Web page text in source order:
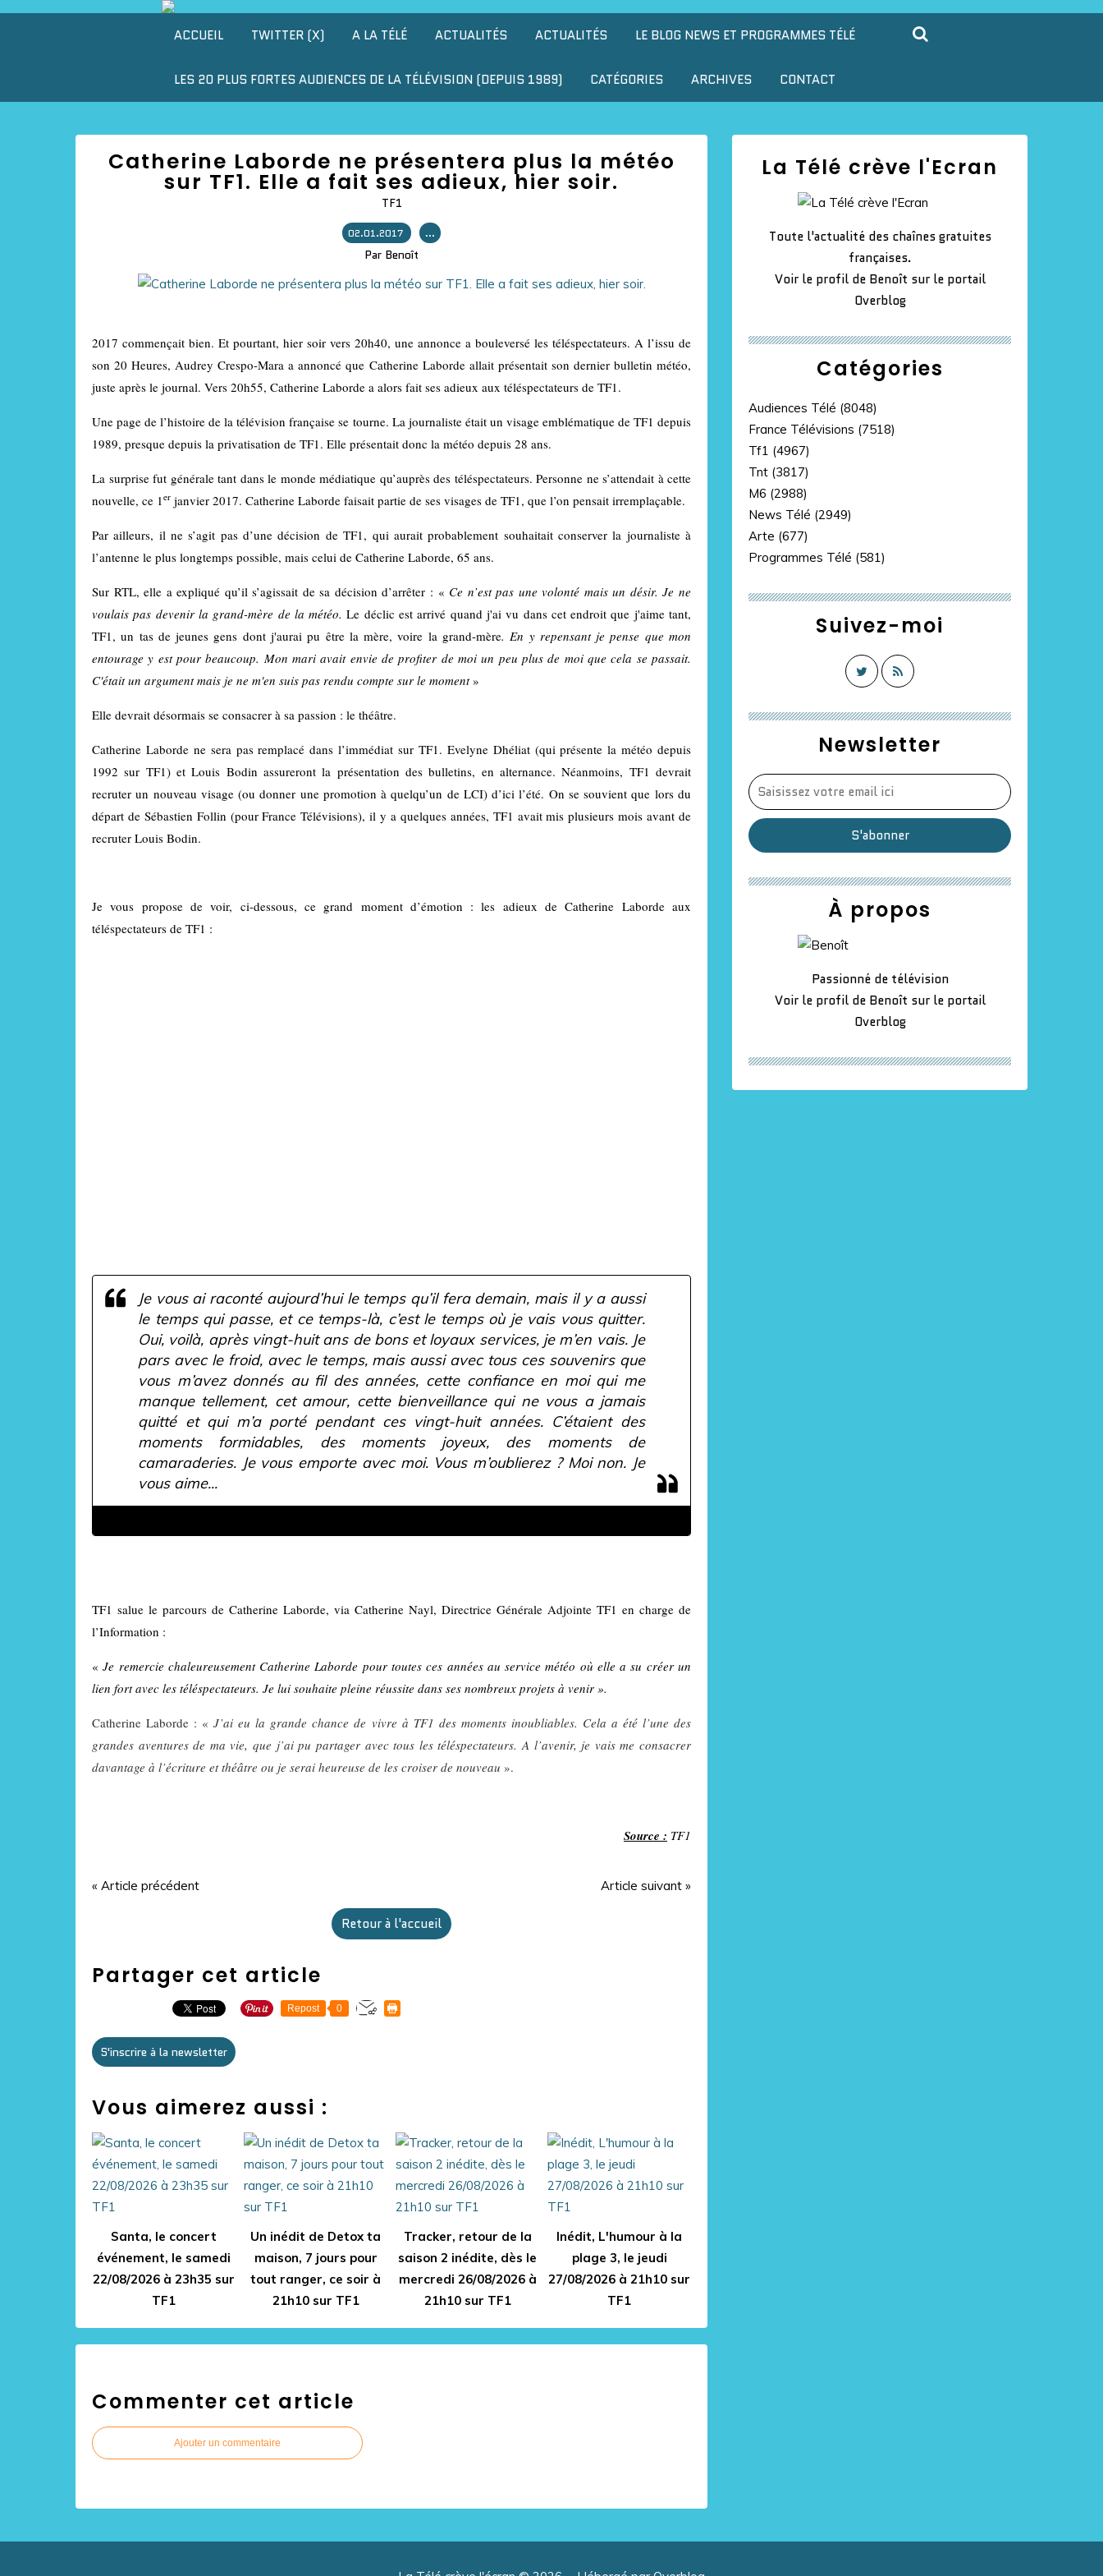
ACCUEIL TWITTER (X) A LA TÉLÉ ACTUALITÉS ACTUALITÉS LE BLOG NEWS ET PROGRAMMES TÉLÉ
LES 20 PLUS FORTES AUDIENCES DE LA TÉLÉVISION (DEPUIS 1989) CATÉGORIES ARCHIVES CONTACT
Catherine Laborde ne présentera plus la météo
sur TF1. Elle a fait ses adieux, hier soir.
TF1
02.01.2017 …
Par Benoît
2017 commençait bien. Et pourtant, hier soir vers 20h40, une annonce a bouleversé les téléspectateurs. A l’issu de
son 20 Heures, Audrey Crespo-Mara a annoncé que Catherine Laborde allait présentait son dernier bulletin météo,
juste après le journal. Vers 20h55, Catherine Laborde a alors fait ses adieux aux téléspectateurs de TF1.
Une page de l’histoire de la télévision française se tourne. La journaliste était un visage emblématique de TF1 depuis
1989, presque depuis la privatisation de TF1. Elle présentait donc la météo depuis 28 ans.
La surprise fut générale tant dans le monde médiatique qu’auprès des téléspectateurs. Personne ne s’attendait à cette
nouvelle, ce 1er janvier 2017. Catherine Laborde faisait partie de ses visages de TF1, que l’on pensait irremplaçable.
Par ailleurs, il ne s’agit pas d’une décision de TF1, qui aurait probablement souhaitait conserver la journaliste à
l’antenne le plus longtemps possible, mais celui de Catherine Laborde, 65 ans.
Sur RTL, elle a expliqué qu’il s’agissait de sa décision d’arrêter : « Ce n’est pas une volonté mais un désir. Je ne
voulais pas devenir la grand-mère de la météo.Le déclic est arrivé quand j'ai vu dans cet endroit que j'aime tant,
TF1, un tas de jeunes gens dont j'aurai pu être la mère, voire la grand-mère. En y repensant je pense que mon
entourage y est pour beaucoup. Mon mari avait envie de profiter de moi un peu plus de moi que cela se passait.
C'était un argument mais je ne m'en suis pas rendu compte sur le moment»
Elle devrait désormais se consacrer à sa passion : le théâtre.
Catherine Laborde ne sera pas remplacé dans l’immédiat sur TF1. Evelyne Dhéliat (qui présente la météo depuis
1992 sur TF1) et Louis Bodin assureront la présentation des bulletins, en alternance. Néanmoins, TF1 devrait
recruter un nouveau visage (ou donner une promotion à quelqu’un de LCI) d’ici l’été. On se souvient que lors du
départ de Sébastien Follin (pour France Télévisions), il y a quelques années, TF1 avait mis plusieurs mois avant de
recruter Louis Bodin.
Je vous propose de voir, ci-dessous, ce grand moment d’émotion : les adieux de Catherine Laborde aux
téléspectateurs de TF1 :
Je vous ai raconté aujourd’hui le temps qu’il fera demain, mais il y a aussi
le temps qui passe, et ce temps-là, c’est le temps où je vais vous quitter.
Oui, voilà, après vingt-huit ans de bons et loyaux services, je m’en vais. Je
pars avec le froid, avec le temps, mais aussi avec tous ces souvenirs que
vous m’avez donnés au fil des années, cette confiance en moi qui me
manque tellement, cet amour, cette bienveillance qui ne vous a jamais
quitté et qui m’a porté pendant ces vingt-huit années. C’étaient des
moments formidables, des moments joyeux, des moments de
camaraderies. Je vous emporte avec moi. Vous m’oublierez ? Moi non. Je
vous aime...
TF1 salue le parcours de Catherine Laborde, via Catherine Nayl, Directrice Générale Adjointe TF1 en charge de
l’Information :
«Je remercie chaleureusement Catherine Laborde pour toutes ces années au service météo où elle a su créer un
lien fort avec les téléspectateurs. Je lui souhaite pleine réussite dans ses nombreux projets à venir ».
Catherine Laborde : « J’ai eu la grande chance de vivre à TF1 des moments inoubliables. Cela a été l’une des
grandes aventures de ma vie, que j’ai pu partager avec tous les téléspectateurs. A l’avenir, je vais me consacrer
davantage à l’écriture et théâtre ou je serai heureuse de les croiser de nouveau ».
Source : TF1
« Article précédent Article suivant »
Retour à l'accueil
Partager cet article
Repost 0
S'inscrire à la newsletter
Vous aimerez aussi :
Santa, le concert
événement, le samedi
22/08/2026 à 23h35 sur
TF1
Un inédit de Detox ta
maison, 7 jours pour
tout ranger, ce soir à
21h10 sur TF1
Tracker, retour de la
saison 2 inédite, dès le
mercredi 26/08/2026 à
21h10 sur TF1
Inédit, L'humour à la
plage 3, le jeudi
27/08/2026 à 21h10 sur
TF1
Commenter cet article
Ajouter un commentaire
Newsletter
Catégories
Audiences Télé (8048)
France Télévisions (7518)
Tf1 (4967)
Tnt (3817)
M6 (2988)
News Télé (2949)
Arte (677)
Programmes Télé (581)
La Télé crève l'Ecran
Toute l'actualité des chaînes gratuites
françaises.
Voir le profil de Benoît sur le portail
Overblog
Suivez-moi
À propos
Passionné de télévision
Voir le profil de Benoît sur le portail
Overblog